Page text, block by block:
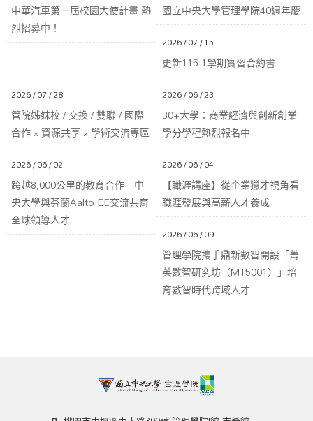
中華汽車第一屆校園大使計畫 熱
烈招募中！
國立中央大學管理學院40週年慶
2026 / 07 / 15
更新115-1學期實習合約書
2026 / 07 / 28
管院姊妹校 / 交換 / 雙聯 / 國際
合作 × 資源共享 × 學術交流專區
2026 / 06 / 23
30+大學：商業經濟與創新創業
學分學程熱烈報名中
2026 / 06 / 02
跨越8,000公里的教育合作 中
央大學與芬蘭Aalto EE交流共育
全球領導人才
2026 / 06 / 04
【職涯講座】從企業獵才視角看
職涯發展與高薪人才養成
2026 / 06 / 09
管理學院攜手鼎新數智開設「菁
英數智研究坊（MT5001）」培
育數智時代跨域人才